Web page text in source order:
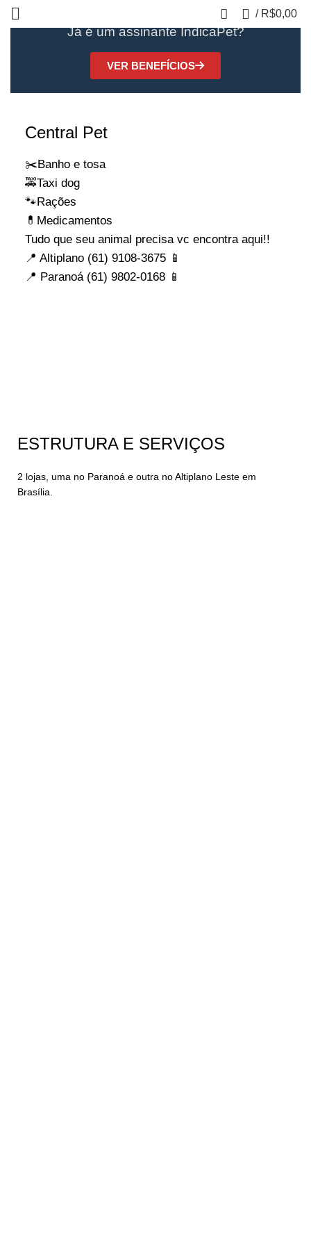
/ R$0,00
Já é um assinante IndicaPet?
VER BENEFÍCIOS
Central Pet
✂️Banho e tosa
🚕Taxi dog
🐾Rações
💊Medicamentos
Tudo que seu animal precisa vc encontra aqui!!
📍 Altiplano (61) 9108-3675 📱
📍 Paranoá (61) 9802-0168 📱
ESTRUTURA E SERVIÇOS
2 lojas, uma no Paranoá e outra no Altiplano Leste em
Brasília.